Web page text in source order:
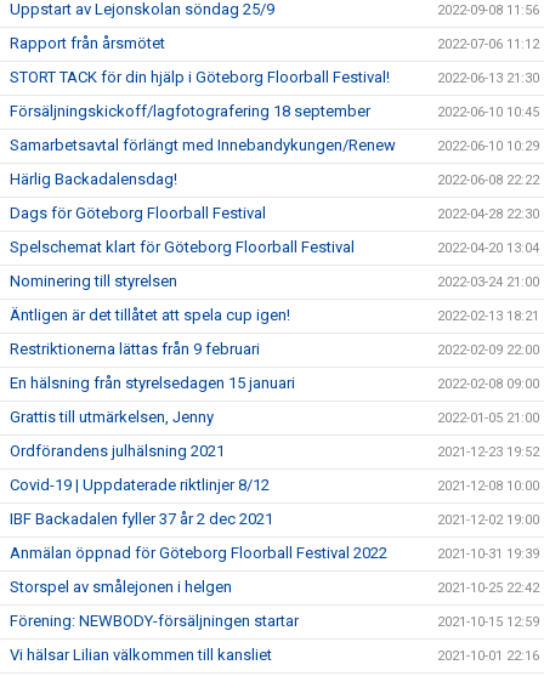
Uppstart av Lejonskolan söndag 25/9 2022-09-08 11:56
Rapport från årsmötet 2022-07-06 11:12
STORT TACK för din hjälp i Göteborg Floorball Festival! 2022-06-13 21:30
Försäljningskickoff/lagfotografering 18 september 2022-06-10 10:45
Samarbetsavtal förlängt med Innebandykungen/Renew 2022-06-10 10:29
Härlig Backadalensdag! 2022-06-08 22:22
Dags för Göteborg Floorball Festival 2022-04-28 22:30
Spelschemat klart för Göteborg Floorball Festival 2022-04-20 13:04
Nominering till styrelsen 2022-03-24 21:00
Äntligen är det tillåtet att spela cup igen! 2022-02-13 18:21
Restriktionerna lättas från 9 februari 2022-02-09 22:00
En hälsning från styrelsedagen 15 januari 2022-02-08 09:00
Grattis till utmärkelsen, Jenny 2022-01-05 21:00
Ordförandens julhälsning 2021 2021-12-23 19:52
Covid-19 | Uppdaterade riktlinjer 8/12 2021-12-08 10:00
IBF Backadalen fyller 37 år 2 dec 2021 2021-12-02 19:00
Anmälan öppnad för Göteborg Floorball Festival 2022 2021-10-31 19:39
Storspel av smålejonen i helgen 2021-10-25 22:42
Förening: NEWBODY-försäljningen startar 2021-10-15 12:59
Vi hälsar Lilian välkommen till kansliet 2021-10-01 22:16